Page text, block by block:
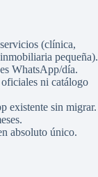
(clínica,
pequeña).
WhatsApp/día.
ni catálogo
existente sin migrar.
absoluto único.